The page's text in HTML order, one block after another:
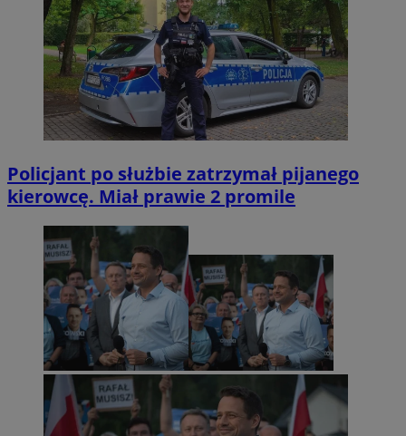
Policjant po służbie zatrzymał pijanego
kierowcę. Miał prawie 2 promile